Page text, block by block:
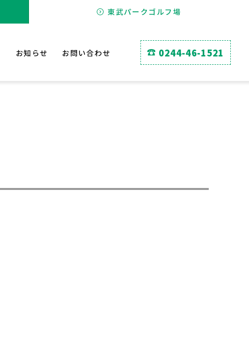
東武パークゴルフ場
お知らせ お問い合わせ 0244-46-1521